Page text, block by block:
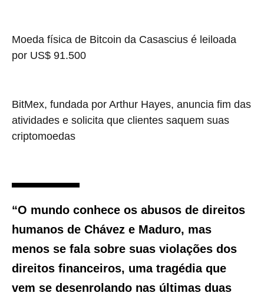
Moeda física de Bitcoin da Casascius é leiloada
por US$ 91.500
BitMex, fundada por Arthur Hayes, anuncia fim das
atividades e solicita que clientes saquem suas
criptomoedas
“O mundo conhece os abusos de direitos
humanos de Chávez e Maduro, mas
menos se fala sobre suas violações dos
direitos financeiros, uma tragédia que
vem se desenrolando nas últimas duas